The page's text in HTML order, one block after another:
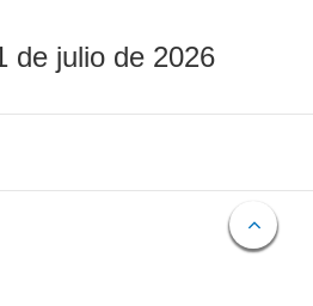
de julio de 2026